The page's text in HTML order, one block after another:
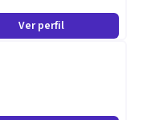
Ver perfil